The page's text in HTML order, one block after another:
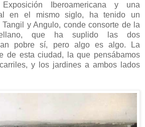
Iberoamericana y una
en el mismo siglo, ha tenido un
y Angulo, conde consorte de la
que ha suplido las dos
pobre sí, pero algo es algo. La
de esta ciudad, la que pensábamos
y los jardines a ambos lados